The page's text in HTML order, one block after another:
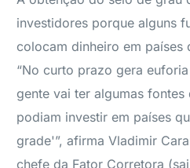
investidores porque alguns
colocam dinheiro em países
“No curto prazo gera
gente vai ter algumas fontes
podiam investir em países
grade'”, afirma Vladimir
chefe da Fator Corretora